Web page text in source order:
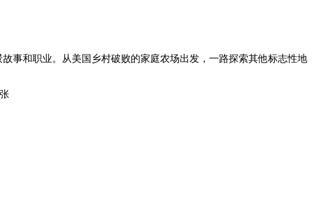
事和职业。从美国乡村破败的家庭农场出发，一路探索其他标志性地